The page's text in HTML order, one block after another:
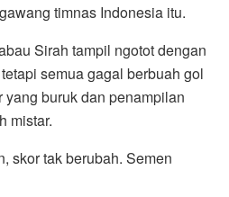
timnas Indonesia itu.
Sirah tampil ngotot dengan
semua gagal berbuah gol
buruk dan penampilan
mistar.
skor tak berubah. Semen